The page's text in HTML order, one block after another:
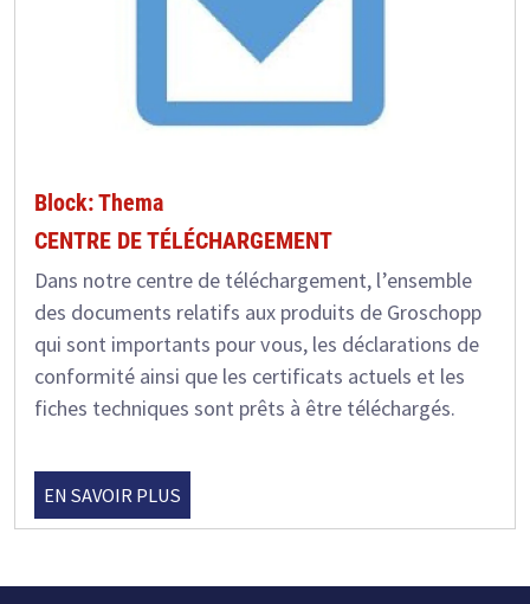
Block: Thema
CENTRE DE TÉLÉCHARGEMENT
Dans notre centre de téléchargement, l’ensemble
des documents relatifs aux produits de Groschopp
qui sont importants pour vous, les déclarations de
conformité ainsi que les certificats actuels et les
fiches techniques sont prêts à être téléchargés.
EN SAVOIR PLUS